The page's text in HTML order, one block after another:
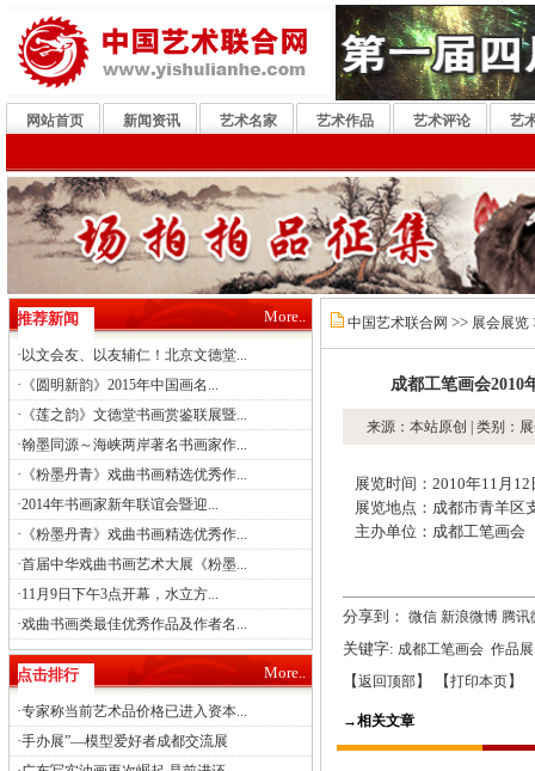
网站首页 新闻资讯 艺术名家 艺术作品 艺术评论 艺
推荐新闻 More..
· 以文会友、以友辅仁！北京文德堂...
· 《圆明新韵》2015年中国画名...
· 《莲之韵》文德堂书画赏鉴联展暨...
·翰墨同源～海峡两岸著名书画家作...
· 《粉墨丹青》戏曲书画精选优秀作...
·2014年书画家新年联谊会暨迎...
· 《粉墨丹青》戏曲书画精选优秀作...
·首届中华戏曲书画艺术大展《粉墨...
·11月9日下午3点开幕，水立方...
·戏曲书画类最佳优秀作品及作者名...
点击排行 More..
·专家称当前艺术品价格已进入资本...
·手办展”—模型爱好者成都交流展
中国艺术联合网 >> 展会展览
成都工笔画会2010
来源：本站原创 | 类别：
展览时间：2010年11月12
展览地点：成都市青羊区
主办单位：成都工笔画会
分享到： 微信 新浪微博 腾讯
关键字: 成都工笔画会 作品展
【返回顶部】 【打印本页】
→相关文章